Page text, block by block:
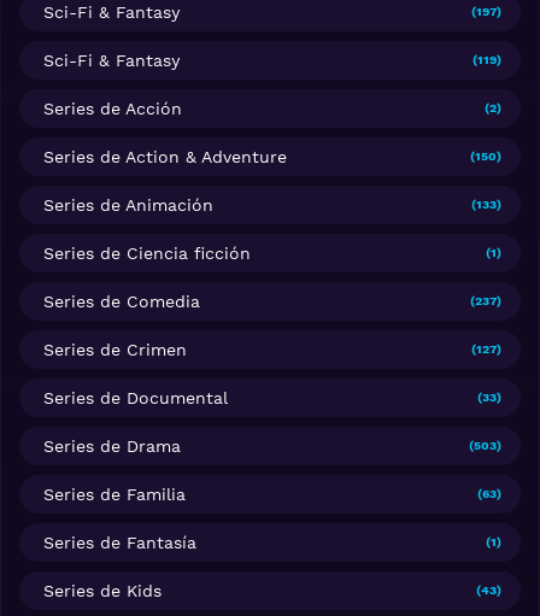
Sci-Fi & Fantasy (197)
Sci-Fi & Fantasy (119)
Series de Acción (2)
Series de Action & Adventure (150)
Series de Animación (133)
Series de Ciencia ficción (1)
Series de Comedia (237)
Series de Crimen (127)
Series de Documental (33)
Series de Drama (503)
Series de Familia (63)
Series de Fantasía (1)
Series de Kids (43)